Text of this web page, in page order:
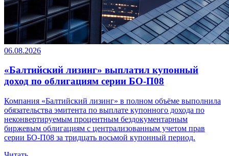
06.08.2026
«Балтийский лизинг» выплатил купонный
доход по облигациям серии БО-П08
Компания «Балтийский лизинг» в полном объёме выполнила
обязательства эмитента по выплате купонного дохода по
неконвертируемым процентным бездокументарным
биржевым облигациям с централизованным учетом прав
серии БО-П08 за тридцать восьмой купонный период.